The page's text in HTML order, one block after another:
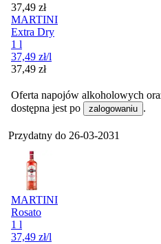
Cena
37,49 zł
MARTINI
Extra Dry
1 l
37,49 zł/l
Cena
37,49 zł
Oferta napojów alkoholowych
dostępna jest po
zalogowaniu .
Przydatny do 26-03-2031
MARTINI
Rosato
1 l
37,49 zł/l